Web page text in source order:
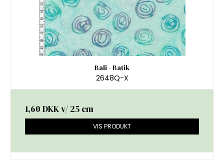
Bali - Batik
2648Q-X
1,60 DKKv/ 25 cm
VIS PRODUKT